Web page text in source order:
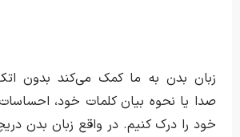
زبان بدن به ما کمک می‌کند بدون
صدا یا نحوه بیان کلمات خود، احساسات
خود را درک کنیم. در واقع زبان بدن